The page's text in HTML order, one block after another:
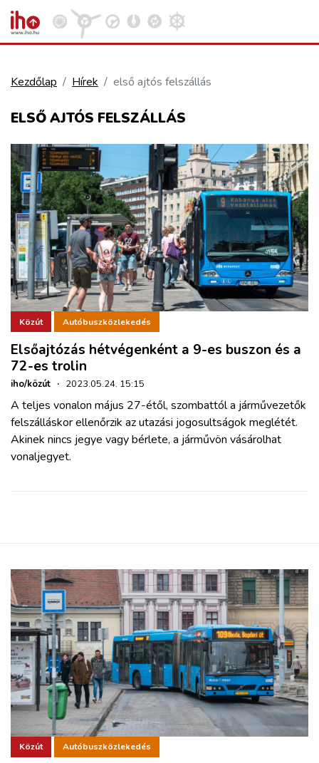
VASÚT
KÖZÚT
REPÜLÉS
KÖZLEKEDÉSFEJLESZTÉS
ELLÁTÁSI LÁNC
ZÖLDÚT
HAJÓZÁS
BLOG
ARCHÍVUM
REGISZTRÁCIÓ
Kezdőlap Hírek első ajtós felszállás
ELSŐ AJTÓS FELSZÁLLÁS
Közút Autóbuszközlekedés
Elsőajtózás hétvégenként a 9-es buszon és a
72-es trolin
iho/közút · 2023.05.24. 15:15
A teljes vonalon május 27-étől, szombattól a járművezetők
felszálláskor ellenőrzik az utazási jogosultságok meglétét.
Akinek nincs jegye vagy bérlete, a járművön vásárolhat
vonaljegyet.
Közút Autóbuszközlekedés